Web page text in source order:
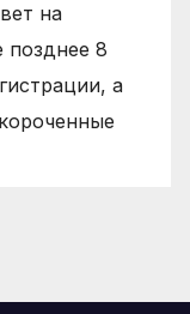
на
позднее 8
а